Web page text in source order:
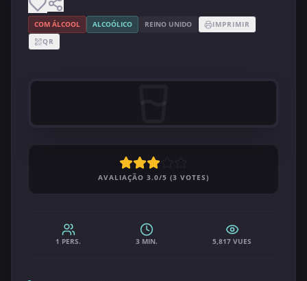
COM ÁLCOOL ALCOÓLICO REINO UNIDO
IMPRIMIR
QR
AVALIAÇÃO 3.0/5 (3 VOTES)
1 PERS. 3 MIN. 5,817 VUES